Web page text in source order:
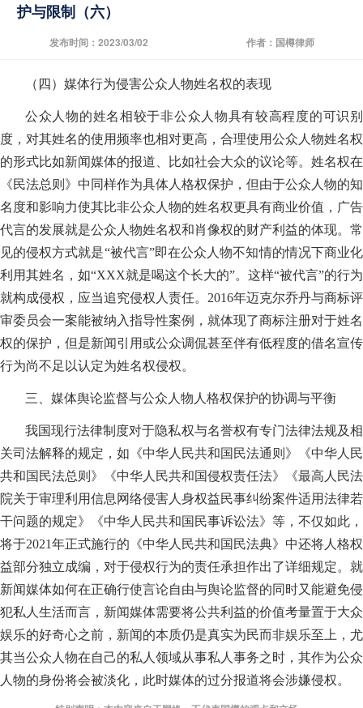
护与限制（六）
发布时间：2023/03/02 作者：国樽律师
（四）媒体行为侵害公众人物姓名权的表现
公众人物的姓名相较于非公众人物具有较高程度的可识别
度，对其姓名的使用频率也相对更高，合理使用公众人物姓名权
的形式比如新闻媒体的报道、比如社会大众的议论等。姓名权在
《民法总则》中同样作为具体人格权保护，但由于公众人物的知
名度和影响力使其比非公众人物的姓名权更具有商业价值，广告
代言的发展就是公众人物姓名权和肖像权的财产利益的体现。常
见的侵权方式就是“被代言”即在公众人物不知情的情况下商业化
利用其姓名，如“XXX就是喝这个长大的”。这样“被代言”的行为
就构成侵权，应当追究侵权人责任。2016年迈克尔乔丹与商标评
审委员会一案能被纳入指导性案例，就体现了商标注册对于姓名
权的保护，但是新闻引用或公众调侃甚至伴有低程度的借名宣传
行为尚不足以认定为姓名权侵权。
三、媒体舆论监督与公众人物人格权保护的协调与平衡
我国现行法律制度对于隐私权与名誉权有专门法律法规及相
关司法解释的规定，如《中华人民共和国民法通则》《中华人民
共和国民法总则》《中华人民共和国侵权责任法》《最高人民法
院关于审理利用信息网络侵害人身权益民事纠纷案件适用法律若
干问题的规定》《中华人民共和国民事诉讼法》等，不仅如此，
将于2021年正式施行的《中华人民共和国民法典》中还将人格权
益部分独立成编，对于侵权行为的责任承担作出了详细规定。就
新闻媒体如何在正确行使言论自由与舆论监督的同时又能避免侵
犯私人生活而言，新闻媒体需要将公共利益的价值考量置于大众
娱乐的好奇心之前，新闻的本质仍是真实为民而非娱乐至上，尤
其当公众人物在自己的私人领域从事私人事务之时，其作为公众
人物的身份将会被淡化，此时媒体的过分报道将会涉嫌侵权。